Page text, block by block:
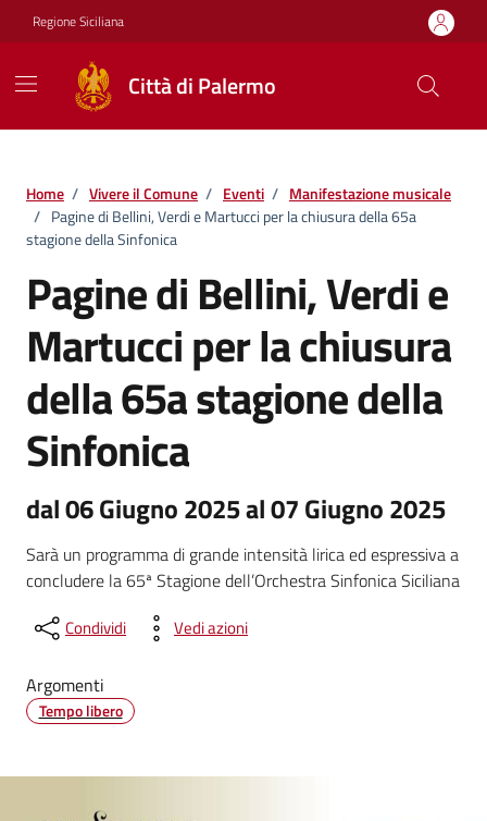
Vai ai contenuti
Vai al footer
Regione Siciliana
Città di Palermo
Home / Vivere il Comune / Eventi / Manifestazione musicale
/ Pagine di Bellini, Verdi e Martucci per la chiusura della 65a
stagione della Sinfonica
Pagine di Bellini, Verdi e
Martucci per la chiusura
della 65a stagione della
Sinfonica
dal 06 Giugno 2025 al 07 Giugno 2025
Sarà un programma di grande intensità lirica ed espressiva a
concludere la 65ª Stagione dell’Orchestra Sinfonica Siciliana
Condividi Vedi azioni
Argomenti
Tempo libero